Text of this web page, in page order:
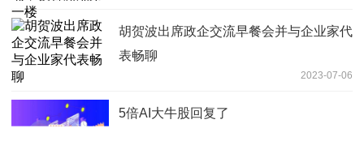
胡贺波出席政企交流早餐会并与企业家代
表畅聊
2023-07-06
5倍AI大牛股回复了